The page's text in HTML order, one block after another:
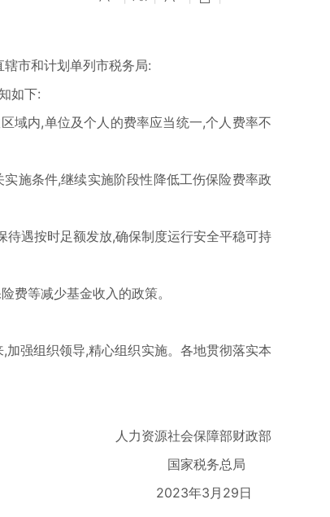
市和计划单列市税务局:
如下:
域内,单位及个人的费率应当统一,个人费率不
施条件,继续实施阶段性降低工伤保险费率政
遇按时足额发放,确保制度运行安全平稳可持
费等减少基金收入的政策。
强组织领导,精心组织实施。各地贯彻落实本
人力资源社会保障部财政部
国家税务总局
2023年3月29日